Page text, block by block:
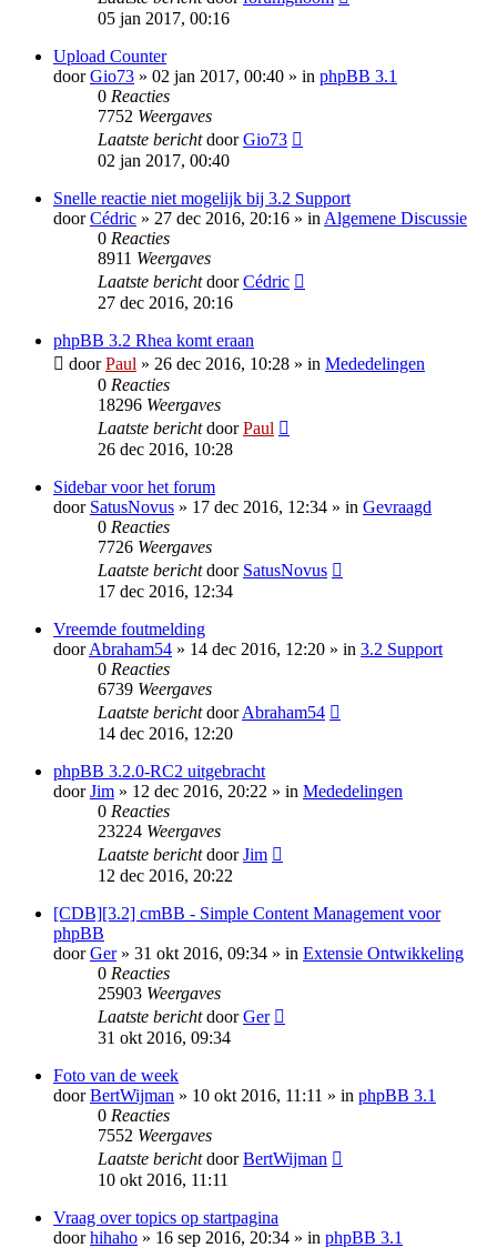
05 jan 2017, 00:16
Upload Counter
doorGio73 » 02 jan 2017, 00:40 » in phpBB 3.1
0 Reacties
7752 Weergaves
Laatste berichtdoorGio73
02 jan 2017, 00:40
Snelle reactie niet mogelijk bij 3.2 Support
doorCédric » 27 dec 2016, 20:16 » inAlgemene Discussie
0 Reacties
8911 Weergaves
Laatste berichtdoorCédric
27 dec 2016, 20:16
phpBB 3.2 Rhea komt eraan
doorPaul » 26 dec 2016, 10:28 » in Mededelingen
0 Reacties
18296 Weergaves
Laatste berichtdoorPaul
26 dec 2016, 10:28
Sidebar voor het forum
door SatusNovus » 17 dec 2016, 12:34 » in Gevraagd
0 Reacties
7726 Weergaves
Laatste berichtdoor SatusNovus
17 dec 2016, 12:34
Vreemde foutmelding
doorAbraham54 » 14 dec 2016, 12:20 » in 3.2 Support
0 Reacties
6739 Weergaves
Laatste berichtdoorAbraham54
14 dec 2016, 12:20
phpBB 3.2.0-RC2 uitgebracht
doorJim » 12 dec 2016, 20:22 » in Mededelingen
0 Reacties
23224 Weergaves
Laatste berichtdoorJim
12 dec 2016, 20:22
[CDB][3.2] cmBB - Simple Content Management voor
phpBB
doorGer» 31 okt 2016, 09:34 » in Extensie Ontwikkeling
0 Reacties
25903 Weergaves
Laatste berichtdoorGer
31 okt 2016, 09:34
Foto van de week
doorBertWijman » 10 okt 2016, 11:11 » in phpBB 3.1
0 Reacties
7552 Weergaves
Laatste berichtdoorBertWijman
10 okt 2016, 11:11
Vraag over topics op startpagina
doorhihaho » 16 sep 2016, 20:34 » in phpBB 3.1